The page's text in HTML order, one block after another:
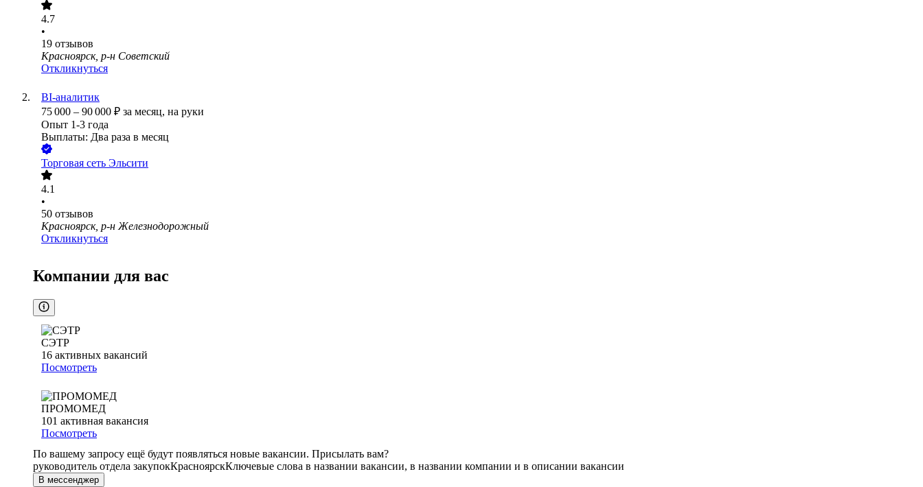
4.7
•
19 отзывов
Красноярск, р-н Советский
Откликнуться
BI-аналитик
75 000 – 90 000 ₽ за месяц, на руки
Опыт 1-3 года
Выплаты: Два раза в месяц
Торговая сеть Эльсити
4.1
•
50 отзывов
Красноярск, р-н Железнодорожный
Откликнуться
Компании для вас
СЭТР
16 активных вакансий
Посмотреть
ПРОМОМЕД
101 активная вакансия
Посмотреть
По вашему запросу ещё будут появляться новые вакансии. Присылать вам?
руководитель отдела закупокКрасноярскКлючевые слова в названии вакансии, в названии компании и в описании вакансии
В мессенджер